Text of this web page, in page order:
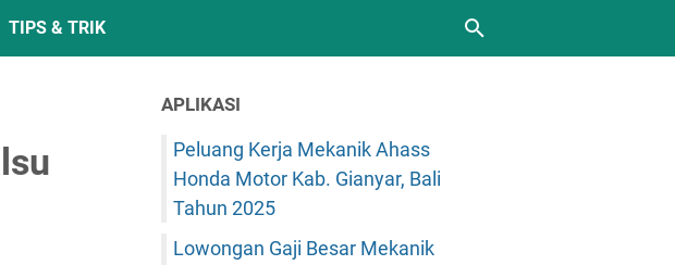
TIPS & TRIK
APLIKASI
Peluang Kerja Mekanik Ahass
Honda Motor Kab. Gianyar, Bali
Tahun 2025
Lowongan Gaji Besar Mekanik